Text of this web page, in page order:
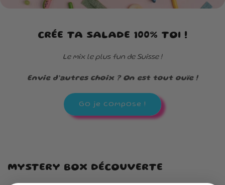
CRÉE TA SALADE 100% TOI !
Le mix le plus fun de Suisse !
Envie d’autres choix ? On est tout ouïe !
Go je compose !
MYSTERY BOX DÉCOUVERTE